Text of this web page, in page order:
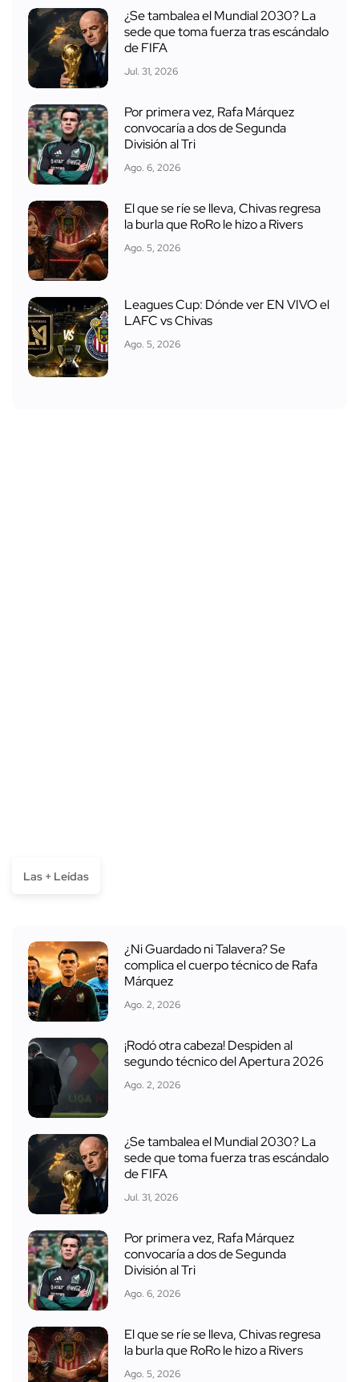
¿Se tambalea el Mundial 2030? La
sede que toma fuerza tras escándalo
de FIFA
Jul. 31, 2026
Por primera vez, Rafa Márquez
convocaría a dos de Segunda
División al Tri
Ago. 6, 2026
El que se ríe se lleva, Chivas regresa
la burla que RoRo le hizo a Rivers
Ago. 5, 2026
Leagues Cup: Dónde ver EN VIVO el
LAFC vs Chivas
Ago. 5, 2026
Las + Leídas
¿Ni Guardado ni Talavera? Se
complica el cuerpo técnico de Rafa
Márquez
Ago. 2, 2026
¡Rodó otra cabeza! Despiden al
segundo técnico del Apertura 2026
Ago. 2, 2026
¿Se tambalea el Mundial 2030? La
sede que toma fuerza tras escándalo
de FIFA
Jul. 31, 2026
Por primera vez, Rafa Márquez
convocaría a dos de Segunda
División al Tri
Ago. 6, 2026
El que se ríe se lleva, Chivas regresa
la burla que RoRo le hizo a Rivers
Ago. 5, 2026